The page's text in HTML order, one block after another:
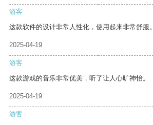
游客
这款软件的设计非常人性化，使用起来非常舒服。
2025-04-19
游客
这款游戏的音乐非常优美，听了让人心旷神怡。
2025-04-19
游客